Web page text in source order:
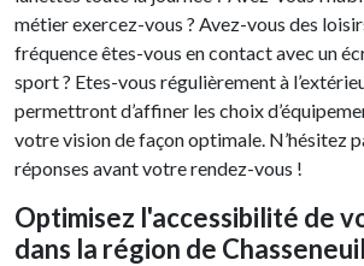
métier exercez-vous ? Avez-vous des
fréquence êtes-vous en contact avec un
sport ? Etes-vous régulièrement à
permettront d’affiner les choix
votre vision de façon optimale. N’hésitez
réponses avant votre rendez-vous !
Optimisez l'accessibilité de
dans la région de